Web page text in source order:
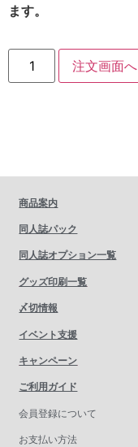
ます。
注文画面へ
商品案内
同人誌パック
同人誌オプション一覧
グッズ印刷一覧
〆切情報
イベント支援
キャンペーン
ご利用ガイド
会員登録について
お支払い方法